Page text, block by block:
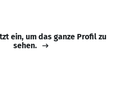
ein, um das ganze Profil zu
sehen.